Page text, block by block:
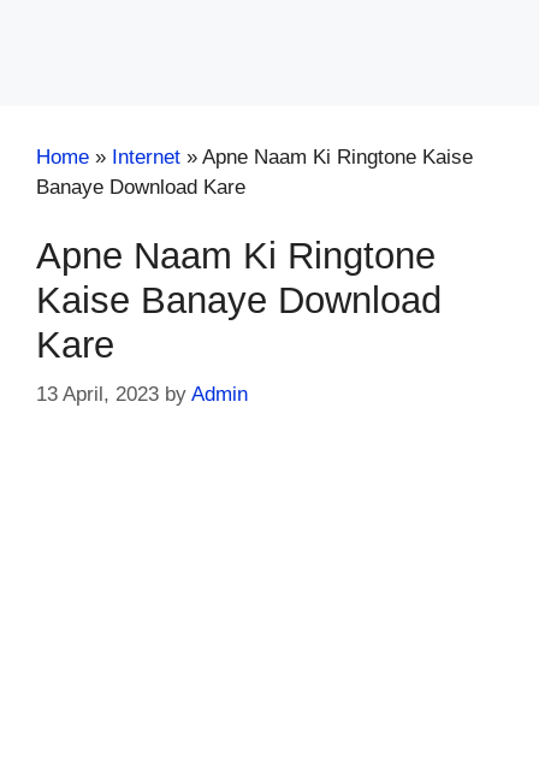
Home » Internet » Apne Naam Ki Ringtone Kaise
Banaye Download Kare
Apne Naam Ki Ringtone
Kaise Banaye Download
Kare
13 April, 2023 by Admin